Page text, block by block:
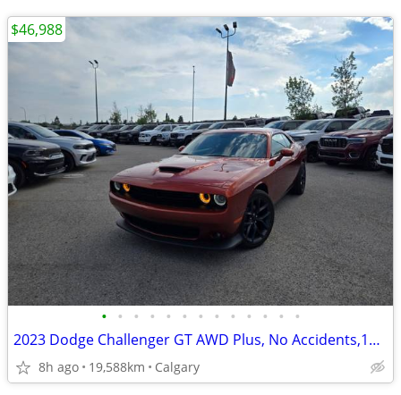
• • • • • • • • • • • • •
2023 Dodge Challenger GT AWD Plus, No Accidents,1Owner,Local #260602AB
8h ago 19,588km Calgary
$46,988